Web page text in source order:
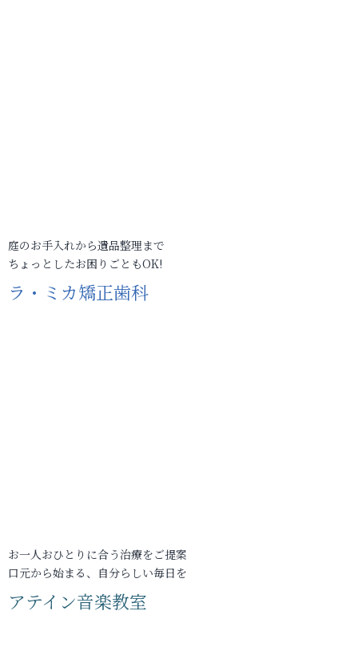
庭のお手入れから遺品整理まで
ちょっとしたお困りごともOK!
ラ・ミカ矯正歯科
お一人おひとりに合う治療をご提案
口元から始まる、自分らしい毎日を
アテイン音楽教室